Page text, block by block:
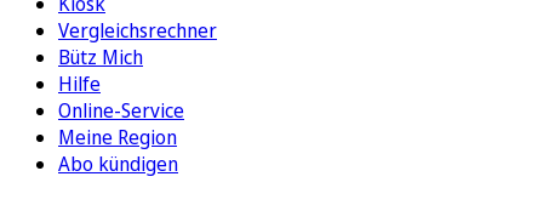
Vergleichsrechner
Bütz Mich
Hilfe
Online-Service
Meine Region
Abo kündigen